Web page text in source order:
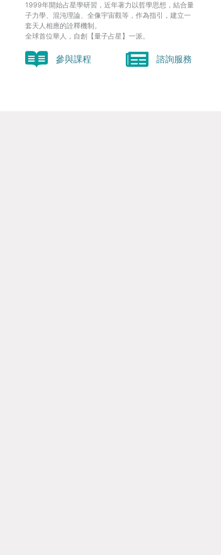
1999年開始占星學研習，近年著力以哲學思想，結合量
子力學、混沌理論、全像宇宙觀等，作為指引，建立一
套天人相應的詮釋機制。
全球首位華人，自創【量子占星】一派。
參與課程 諮詢服務